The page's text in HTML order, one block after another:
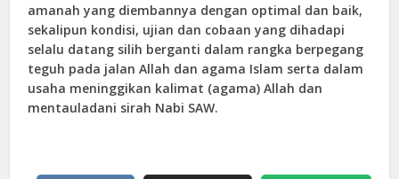
amanah yang diembannya dengan optimal dan baik,
sekalipun kondisi, ujian dan cobaan yang dihadapi
selalu datang silih berganti dalam rangka berpegang
teguh pada jalan Allah dan agama Islam serta dalam
usaha meninggikan kalimat (agama) Allah dan
mentauladani sirah Nabi SAW.